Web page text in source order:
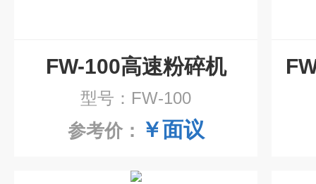
FW-100高速粉碎机
型号：FW-100
参考价： ￥面议